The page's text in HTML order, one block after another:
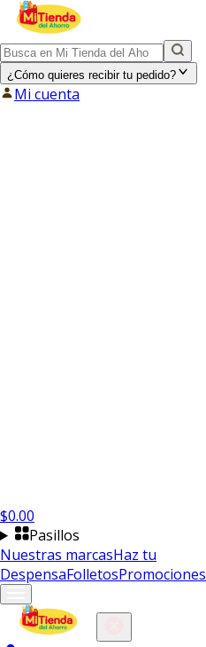
¿Cómo quieres recibir tu pedido?
Mi cuenta
$0.00
Pasillos
Nuestras marcasHaz tu
DespensaFolletosPromociones